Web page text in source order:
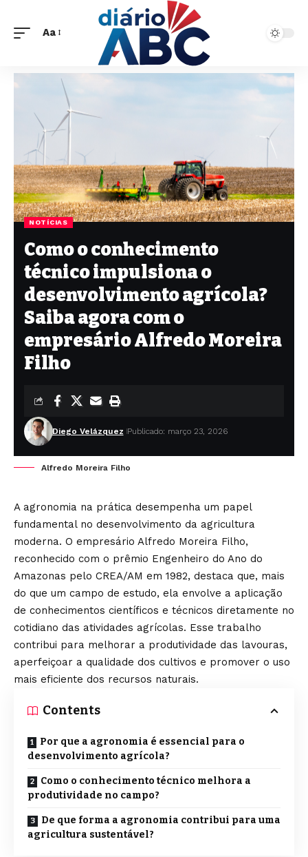
Aa
NOTÍCIAS
Como o conhecimento
técnico impulsiona o
desenvolvimento agrícola?
Saiba agora com o
empresário Alfredo Moreira
Filho
Diego Velázquez Publicado: março 23, 2026
Alfredo Moreira Filho
A agronomia na prática desempenha um papel
fundamental no desenvolvimento da agricultura
moderna. O empresário Alfredo Moreira Filho,
reconhecido com o prêmio Engenheiro do Ano do
Amazonas pelo CREA/AM em 1982, destaca que, mais
do que um campo de estudo, ela envolve a aplicação
de conhecimentos científicos e técnicos diretamente no
cotidiano das atividades agrícolas. Esse trabalho
contribui para melhorar a produtividade das lavouras,
aperfeiçoar a qualidade dos cultivos e promover o uso
mais eficiente dos recursos naturais.
Contents
Por que a agronomia é essencial para o
desenvolvimento agrícola?
Como o conhecimento técnico melhora a
produtividade no campo?
De que forma a agronomia contribui para uma
agricultura sustentável?